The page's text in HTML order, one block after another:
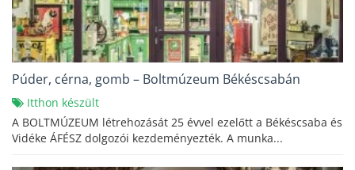
Púder, cérna, gomb – Boltmúzeum Békéscsabán
Itthon készült
A BOLTMÚZEUM létrehozását 25 évvel ezelőtt a Békéscsaba és
Vidéke ÁFÉSZ dolgozói kezdeményezték. A munka...